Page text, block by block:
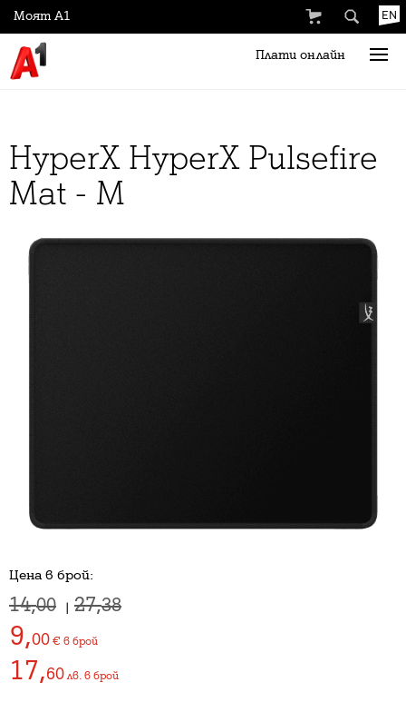
EN
Плати онлайн
Моят А1
HyperX HyperX Pulsefire
Mat - M
Цена в брой:
14,00 | 27,38
9,00 € в брой
17,60 лв. в брой